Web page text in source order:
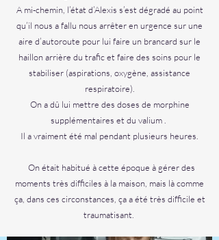
A mi-chemin, l’état d’Alexis s’est dégradé au point
qu’il nous a fallu nous arrêter en urgence sur une
aire d’autoroute pour lui faire un brancard sur le
haillon arrière du trafic et faire des soins pour le
stabiliser (aspirations, oxygène, assistance
respiratoire).
On a dû lui mettre des doses de morphine
supplémentaires et du valium .
Il a vraiment été mal pendant plusieurs heures.
On était habitué à cette époque à gérer des
moments très difficiles à la maison, mais là comme
ça, dans ces circonstances, ça a été très difficile et
traumatisant.